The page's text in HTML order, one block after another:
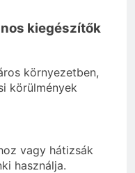
kiegészítők
környezetben,
körülmények
vagy hátizsák
használja.